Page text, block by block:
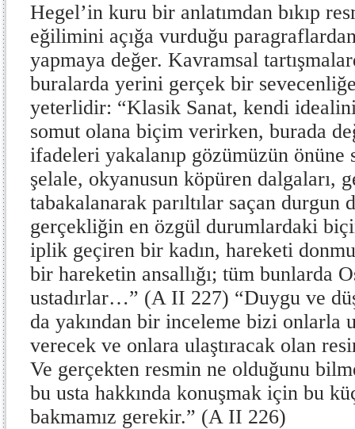
Hegel’in kuru bir anlatımdan bıkıp
eğilimini açığa vurduğu
yapmaya değer. Kavramsal
buralarda yerini gerçek bir sevecenliğe
yeterlidir: “Klasik Sanat, kendi
somut olana biçim verirken, burada
ifadeleri yakalanıp gözümüzün
şelale, okyanusun köpüren dalgaları,
tabakalanarak parıltılar saçan durgun
gerçekliğin en özgül durumlardaki
iplik geçiren bir kadın, hareketi
bir hareketin ansallığı; tüm bunlarda
ustadırlar…” (A II 227) “Duygu ve
da yakından bir inceleme bizi onlarla
verecek ve onlara ulaştıracak olan
Ve gerçekten resmin ne olduğunu
bu usta hakkında konuşmak için bu
bakmamız gerekir.” (A II 226)